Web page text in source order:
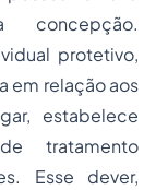
concepção.
protetivo,
em relação aos
estabelece
tratamento
Esse dever,